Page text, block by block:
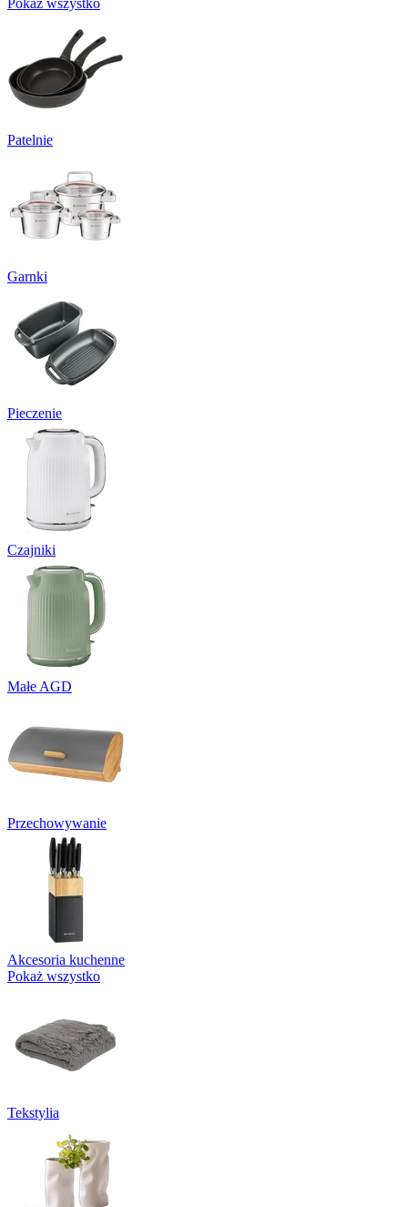
Pokaż wszystko
Patelnie
Garnki
Pieczenie
Czajniki
Małe AGD
Przechowywanie
Akcesoria kuchenne
Pokaż wszystko
Tekstylia